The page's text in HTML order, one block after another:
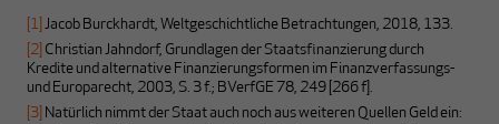
[1] Jacob Burckhardt, Weltgeschichtliche Betrachtungen, 2018, 133.
[2] Christian Jahndorf, Grundlagen der Staatsfinanzierung durch
Kredite und alternative Finanzierungsformen im Finanzverfassungs-
und Europarecht, 2003, S. 3 f.; BVerfGE 78, 249 [266 f].
[3] Natürlich nimmt der Staat auch noch aus weiteren Quellen Geld ein: